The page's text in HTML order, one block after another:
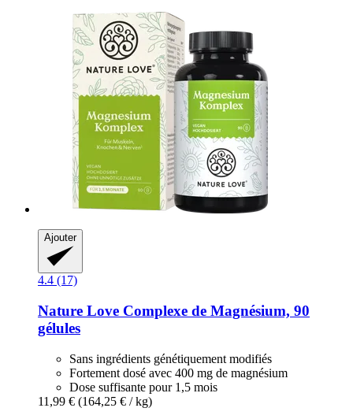
Ajouter
4.4 (17)
Nature Love Complexe de Magnésium, 90
gélules
Sans ingrédients génétiquement modifiés
Fortement dosé avec 400 mg de magnésium
Dose suffisante pour 1,5 mois
11,99 € (164,25 € / kg)